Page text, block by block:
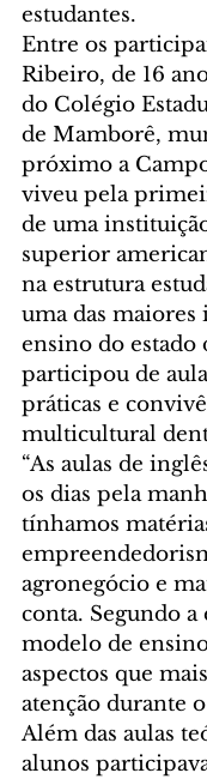
estudantes.
Entre os
Ribeiro, de 16
do Colégio
de Mamborê,
próximo a
viveu pela
de uma
superior
na estrutura
uma das maiores
ensino do estado
participou de
práticas e
multicultural
“As aulas de
os dias pela
tínhamos
agronegócio e
conta. Segundo a
modelo de
aspectos que
atenção durante
Além das aulas
alunos